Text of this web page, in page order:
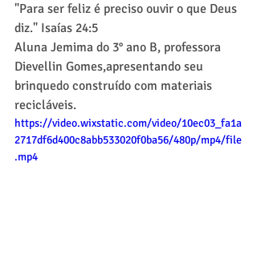
"Para ser feliz é preciso ouvir o que Deus
diz." Isaías 24:5
Aluna Jemima do 3° ano B, professora
Dievellin Gomes,apresentando seu
brinquedo construído com materiais
recicláveis.
https://video.wixstatic.com/video/10ec03_fa1a
2717df6d400c8abb533020f0ba56/480p/mp4/file
.mp4